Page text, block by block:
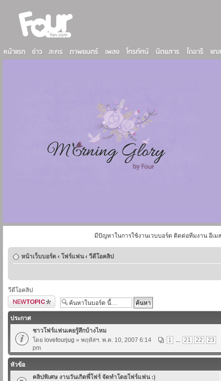
มีปัญหาในการใช้งานเวบบอร์ด ติดต่อทีมงาน อีเม
หน้าเว็บบอร์ด ‹ โฟร์แฟน ‹ วีดีโอคลิป
วีดีโอคลิป
ตั้งกระทู้ใหม่
ประกาศ
ชาวโฟร์แฟนเคยรู้สึกบ้างไหม
1
... 21 22 23
โดย lovefourjug » พฤหัสฯ. พ.ค. 10, 2007 6:14
pm
หัวข้อ
คลิปพิเศษ งานวันเกิดพี่โฟร์ จัดทำโดยโฟร์แฟน :)